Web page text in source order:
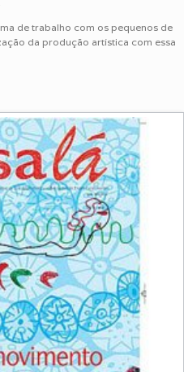
de trabalho com os pequenos de
da produção artística com essa